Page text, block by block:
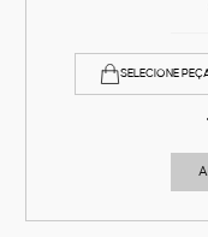
SELECIONE